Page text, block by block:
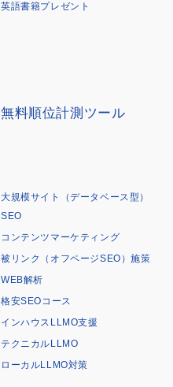
英語書籍プレゼント
無料順位計測ツール
大規模サイト（データベース型）
SEO
コンテンツマーケティング
被リンク（オフページSEO）施策
WEB解析
格安SEOコース
インハウスLLMO支援
テクニカルLLMO
ローカルLLMO対策